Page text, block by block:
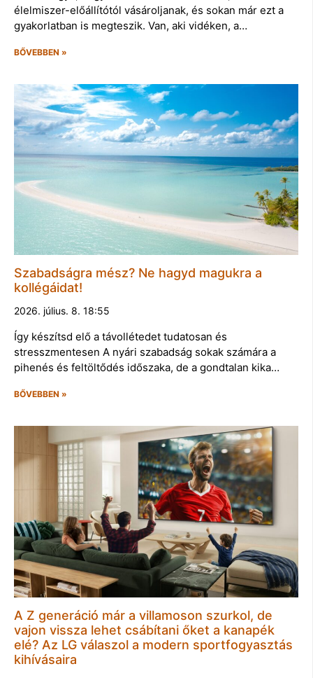
élelmiszer-előállítótól vásároljanak, és sokan már ezt a
gyakorlatban is megteszik. Van, aki vidéken, a…
BŐVEBBEN »
Szabadságra mész? Ne hagyd magukra a
kollégáidat!
2026. július. 8. 18:55
Így készítsd elő a távollétedet tudatosan és
stresszmentesen A nyári szabadság sokak számára a
pihenés és feltöltődés időszaka, de a gondtalan kika…
BŐVEBBEN »
A Z generáció már a villamoson szurkol, de
vajon vissza lehet csábítani őket a kanapék
elé? Az LG válaszol a modern sportfogyasztás
kihívásaira